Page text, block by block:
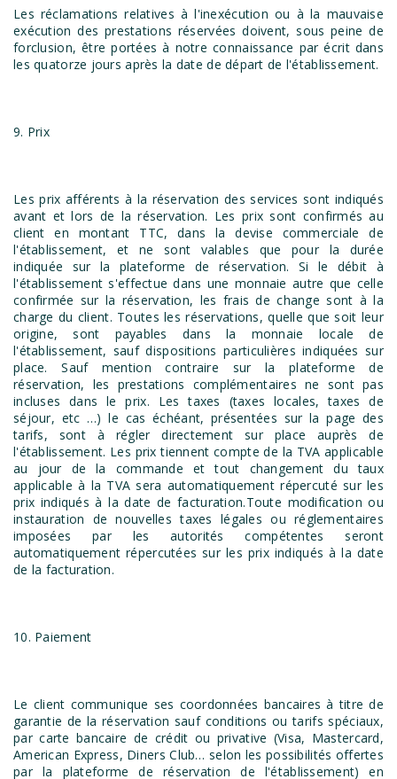
Les réclamations relatives à l'inexécution ou à la mauvaise
exécution des prestations réservées doivent, sous peine de
forclusion, être portées à notre connaissance par écrit dans
les quatorze jours après la date de départ de l'établissement.
9. Prix
Les prix afférents à la réservation des services sont indiqués
avant et lors de la réservation. Les prix sont confirmés au
client en montant TTC, dans la devise commerciale de
l'établissement, et ne sont valables que pour la durée
indiquée sur la plateforme de réservation. Si le débit à
l'établissement s'effectue dans une monnaie autre que celle
confirmée sur la réservation, les frais de change sont à la
charge du client. Toutes les réservations, quelle que soit leur
origine, sont payables dans la monnaie locale de
l'établissement, sauf dispositions particulières indiquées sur
place. Sauf mention contraire sur la plateforme de
réservation, les prestations complémentaires ne sont pas
incluses dans le prix. Les taxes (taxes locales, taxes de
séjour, etc …) le cas échéant, présentées sur la page des
tarifs, sont à régler directement sur place auprès de
l'établissement. Les prix tiennent compte de la TVA applicable
au jour de la commande et tout changement du taux
applicable à la TVA sera automatiquement répercuté sur les
prix indiqués à la date de facturation.Toute modification ou
instauration de nouvelles taxes légales ou réglementaires
imposées par les autorités compétentes seront
automatiquement répercutées sur les prix indiqués à la date
de la facturation.
10. Paiement
Le client communique ses coordonnées bancaires à titre de
garantie de la réservation sauf conditions ou tarifs spéciaux,
par carte bancaire de crédit ou privative (Visa, Mastercard,
American Express, Diners Club… selon les possibilités offertes
par la plateforme de réservation de l'établissement) en